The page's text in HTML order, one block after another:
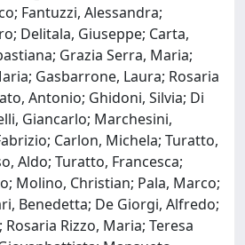
Fantuzzi, Alessandra;
Delitala, Giuseppe; Carta,
Grazia Serra, Maria;
Gasbarrone, Laura; Rosaria
Antonio; Ghidoni, Silvia; Di
Giancarlo; Marchesini,
Carlon, Michela; Turatto,
Aldo; Turatto, Francesca;
Molino, Christian; Pala, Marco;
Benedetta; De Giorgi, Alfredo;
Rizzo, Maria; Teresa